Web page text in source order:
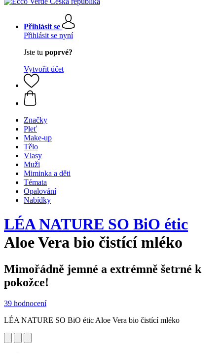
Přihlásit se
Přihlásit se nyní
Jste tu poprvé?
Vytvořit účet
Značky
Pleť
Make-up
Tělo
Vlasy
Muži
Miminka a děti
Témata
Opalování
Nabídky
LÉA NATURE SO BiO étic
Aloe Vera bio čistící mléko
Mimořádně jemné a extrémně šetrné k
pokožce!
39 hodnocení
LÉA NATURE SO BiO étic Aloe Vera bio čistící mléko